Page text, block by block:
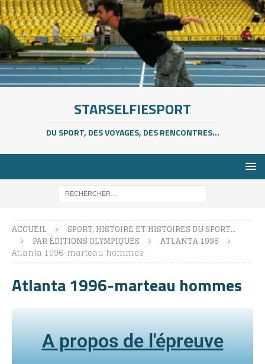
STARSELFIESPORT
DU SPORT, DES VOYAGES, DES RENCONTRES...
ACCUEIL
SPORT, HISTOIRE ET HISTOIRES DU SPORT…
PAR ÉDITIONS OLYMPIQUES
ATLANTA 1996
Atlanta 1996-marteau hommes
Atlanta 1996-marteau hommes
A propos de l'épreuve